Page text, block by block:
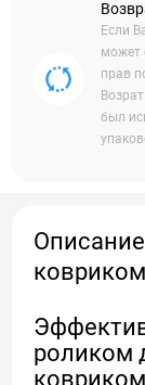
Если
может
прав
был
роликом